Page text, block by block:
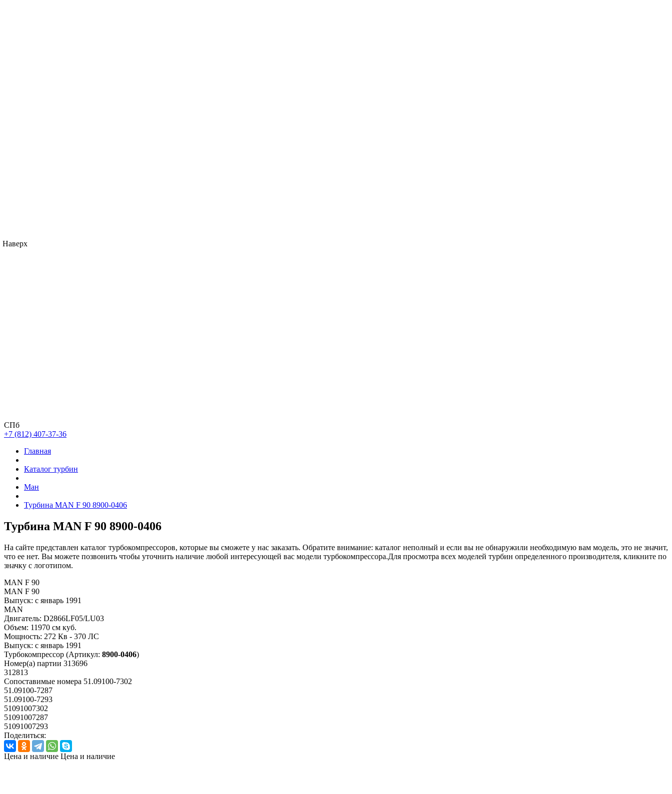
СПб
+7 (812) 407-37-36
Главная
Каталог турбин
Ман
Турбина MAN F 90 8900-0406
Турбина MAN F 90 8900-0406
На сайте представлен каталог турбокомпрессоров, которые вы сможете у нас заказать. Обратите внимание: каталог неполный и если вы не обнаружили необходимую вам модель, это не значит,
что ее нет. Вы можете позвонить чтобы уточнить наличие любой интересующей вас модели турбокомпрессора.Для просмотра всех моделей турбин определенного производителя, кликните по
значку с логотипом.
MAN F 90
MAN F 90
Выпуск: с январь 1991
MAN
Двигатель: D2866LF05/LU03
Объем: 11970 см куб.
Мощность: 272 Кв - 370 ЛС
Выпуск: с январь 1991
Турбокомпрессор (Артикул: 8900-0406)
Номер(а) партии 313696
312813
Сопоставимые номера 51.09100-7302
51.09100-7287
51.09100-7293
51091007302
51091007287
51091007293
Поделиться:
Цена и наличие Цена и наличие
Наверх